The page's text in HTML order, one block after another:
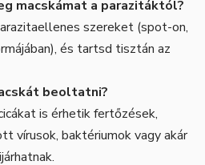
macskámat a parazitáktól?
szereket (spot-on,
és tartsd tisztán az
beoltatni?
is érhetik fertőzések,
vírusok, baktériumok vagy akár